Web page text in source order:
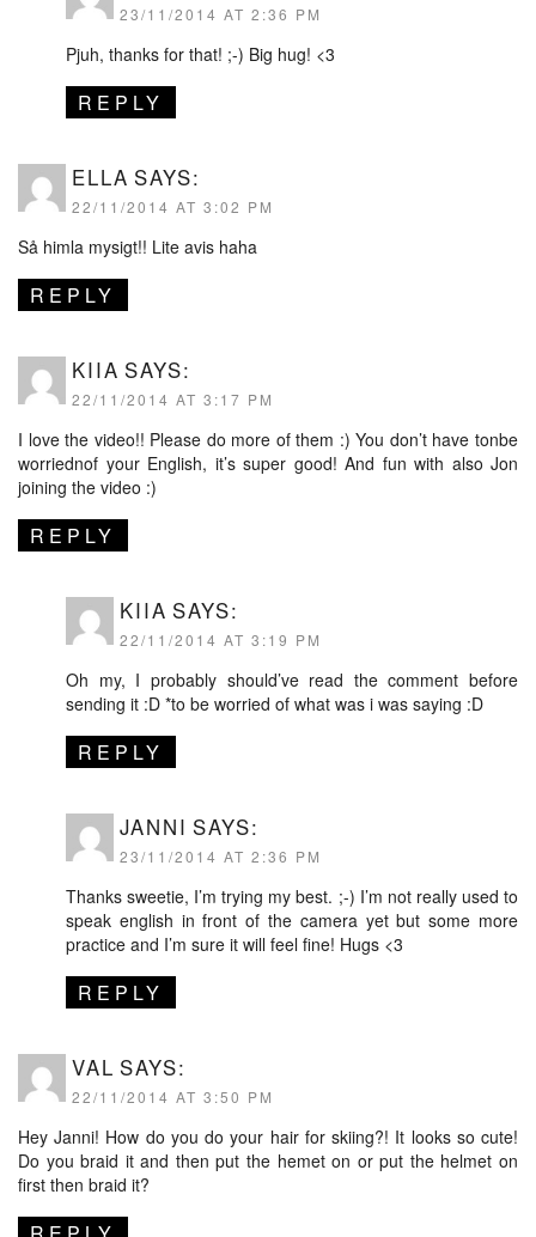
23/11/2014 AT 2:36 PM
Pjuh, thanks for that! ;-) Big hug! <3
REPLY
ELLA SAYS:
22/11/2014 AT 3:02 PM
Så himla mysigt!! Lite avis haha
REPLY
KIIA SAYS:
22/11/2014 AT 3:17 PM
I love the video!! Please do more of them :) You don’t have tonbe
worriednof your English, it’s super good! And fun with also Jon
joining the video :)
REPLY
KIIA SAYS:
22/11/2014 AT 3:19 PM
Oh my, I probably should’ve read the comment before
sending it :D *to be worried of what was i was saying :D
REPLY
JANNI SAYS:
23/11/2014 AT 2:36 PM
Thanks sweetie, I’m trying my best. ;-) I’m not really used to
speak english in front of the camera yet but some more
practice and I’m sure it will feel fine! Hugs <3
REPLY
VAL SAYS:
22/11/2014 AT 3:50 PM
Hey Janni! How do you do your hair for skiing?! It looks so cute!
Do you braid it and then put the hemet on or put the helmet on
first then braid it?